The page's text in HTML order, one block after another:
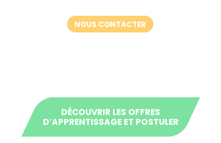
NOUS CONTACTER
DÉCOUVRIR LES OFFRES
D’APPRENTISSAGE ET POSTULER